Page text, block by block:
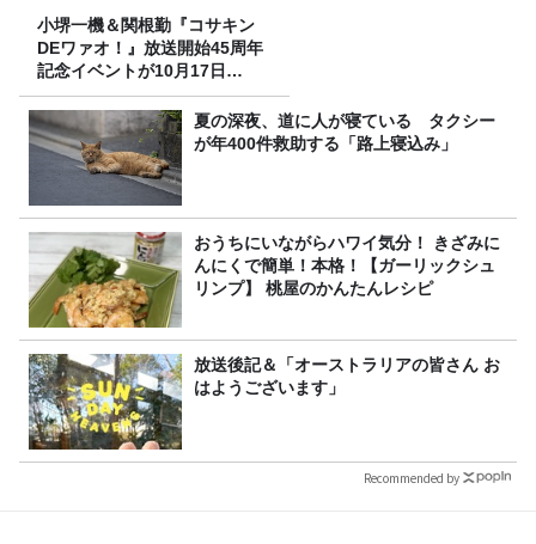
小堺一機＆関根勤『コサキン
DEワァオ！』放送開始45周年
記念イベントが10月17日
（土）に開催決定！本日より
FC先行受付スタート！夏の深夜、道に人が寝ている タクシー
が年400件救助する「路上寝込み」
おうちにいながらハワイ気分！ きざみに
んにくで簡単！本格！【ガーリックシュ
リンプ】 桃屋のかんたんレシピ
放送後記＆「オーストラリアの皆さん お
はようございます」
Recommended by